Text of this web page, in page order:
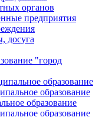
органов
предприятия
досуга
"город
образование
образование
образование
образование